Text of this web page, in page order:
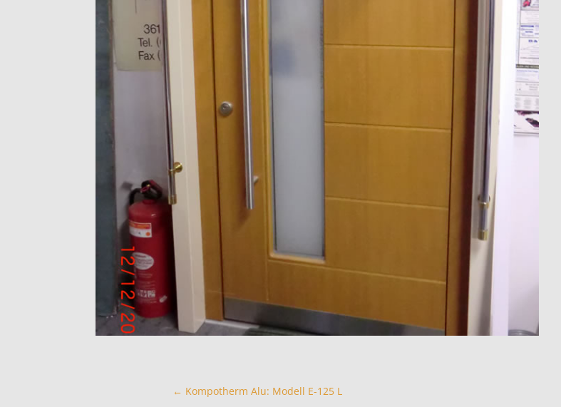
← Kompotherm Alu: Modell E-125 L